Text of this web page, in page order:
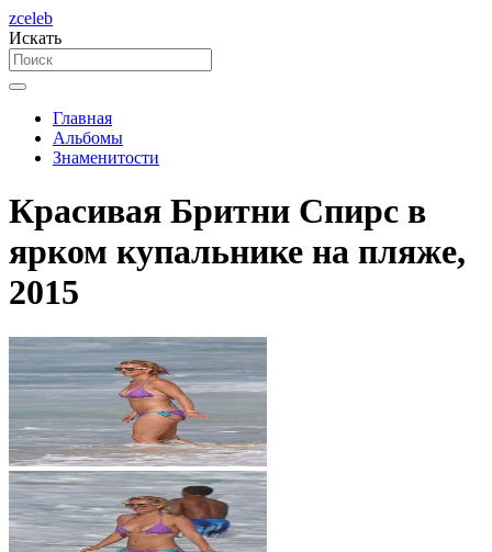
zceleb
Искать
Главная
Альбомы
Знаменитости
Красивая Бритни Спирс в
ярком купальнике на пляже,
2015